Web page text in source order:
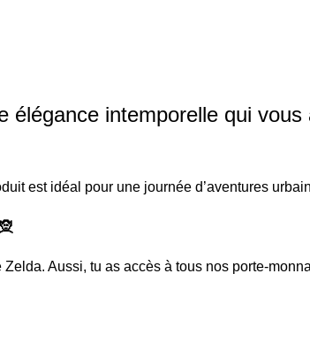
élégance intemporelle qui
est idéal pour une journée d’aventures
Zelda. Aussi, tu as accès à tous nos porte-